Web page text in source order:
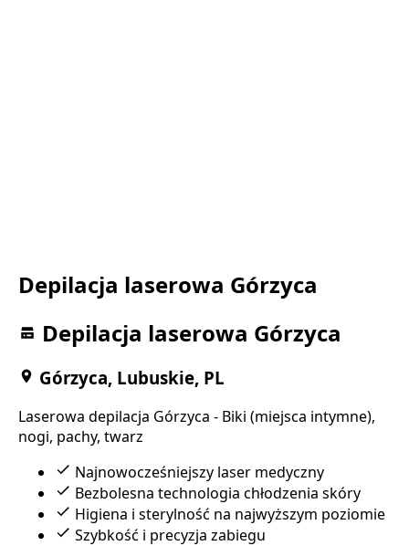
Depilacja laserowa Górzyca
Depilacja laserowa Górzyca
Górzyca, Lubuskie, PL
Laserowa depilacja Górzyca - Biki (miejsca intymne),
nogi, pachy, twarz
Najnowocześniejszy laser medyczny
Bezbolesna technologia chłodzenia skóry
Higiena i sterylność na najwyższym poziomie
Szybkość i precyzja zabiegu